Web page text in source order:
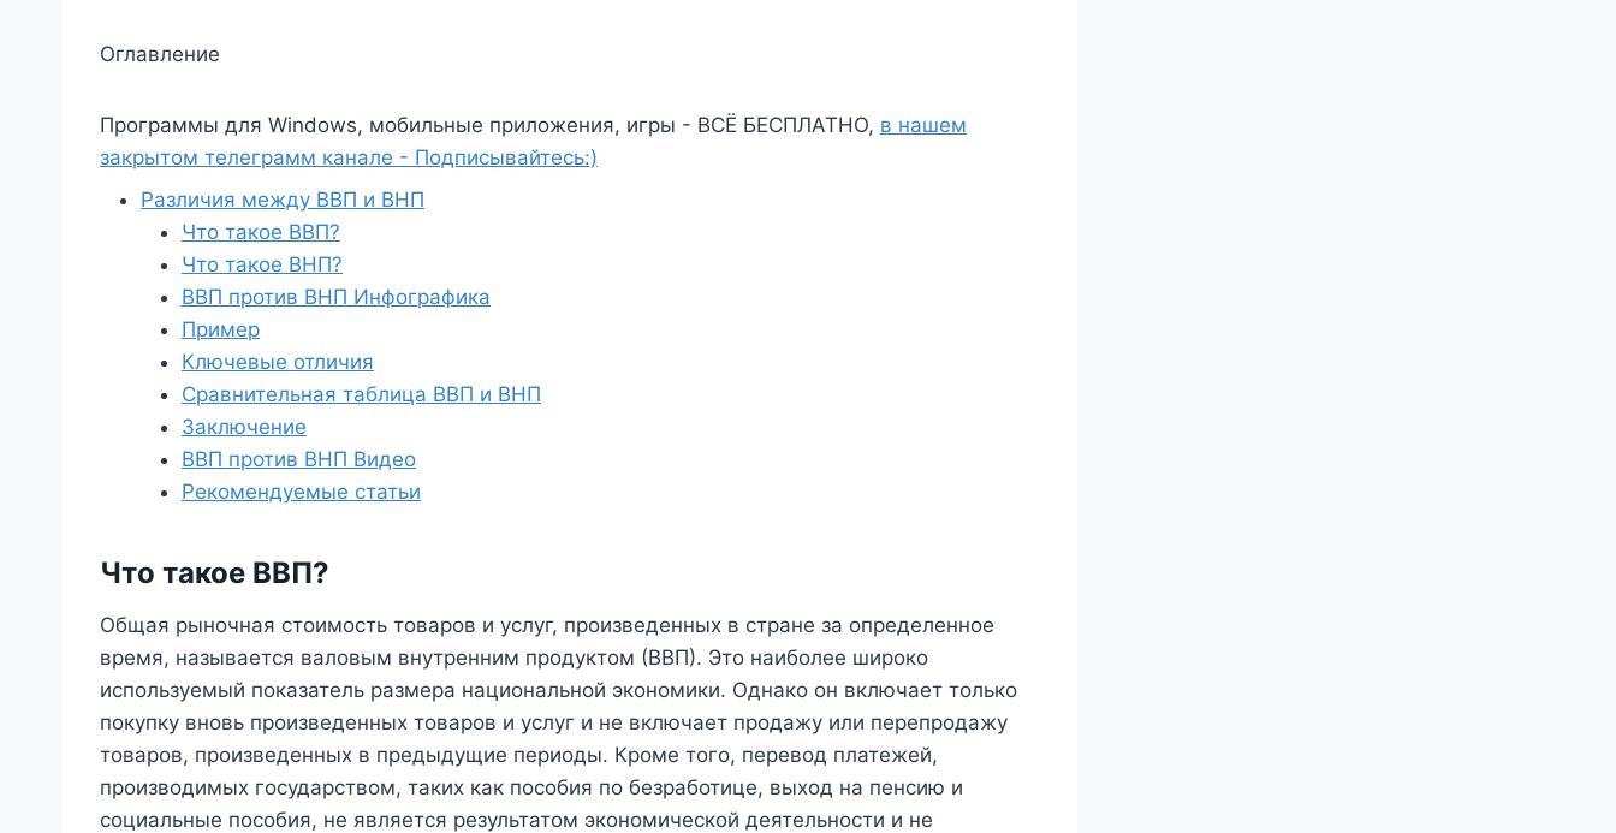
Оглавление
Программы для Windows, мобильные приложения, игры - ВСЁ БЕСПЛАТНО, в нашем
закрытом телеграмм канале - Подписывайтесь:)
Различия между ВВП и ВНП
Что такое ВВП?
Что такое ВНП?
ВВП против ВНП Инфографика
Пример
Ключевые отличия
Сравнительная таблица ВВП и ВНП
Заключение
ВВП против ВНП Видео
Рекомендуемые статьи
Что такое ВВП?
Общая рыночная стоимость товаров и услуг, произведенных в стране за определенное
время, называется валовым внутренним продуктом (ВВП). Это наиболее широко
используемый показатель размера национальной экономики. Однако он включает только
покупку вновь произведенных товаров и услуг и не включает продажу или перепродажу
товаров, произведенных в предыдущие периоды. Кроме того, перевод платежей,
производимых государством, таких как пособия по безработице, выход на пенсию и
социальные пособия, не является результатом экономической деятельности и не